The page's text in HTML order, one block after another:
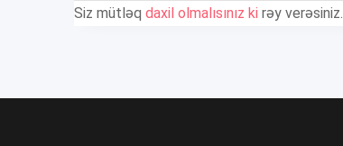
Siz mütləq daxil olmalısınız ki rəy verəsiniz.